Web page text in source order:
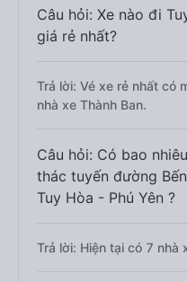
Câu hỏi: Xe nào đi
giá rẻ nhất?
Trả lời: Vé xe rẻ nhất có
nhà xe Thành Ban.
Câu hỏi: Có bao
thác tuyến đường
Tuy Hòa - Phú Yên ?
Trả lời: Hiện tại có 7